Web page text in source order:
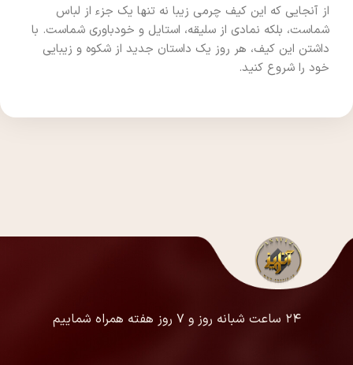
از آنجایی که این کیف چرمی زیبا نه تنها یک جزء از لباس
شماست، بلکه نمادی از سلیقه، استایل و خودباوری شماست. با
داشتن این کیف، هر روز یک داستان جدید از شکوه و زیبایی
خود را شروع کنید.
۲۴ ساعت شبانه روز و ۷ روز هفته همراه شماییم